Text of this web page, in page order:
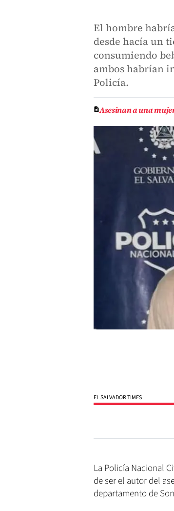
El hombre
desde hacía un
consumiendo
ambos habrían
Policía.
Asesinan a una
EL SALVADOR TIMES
La Policía Nacional
de ser el autor del
departamento de